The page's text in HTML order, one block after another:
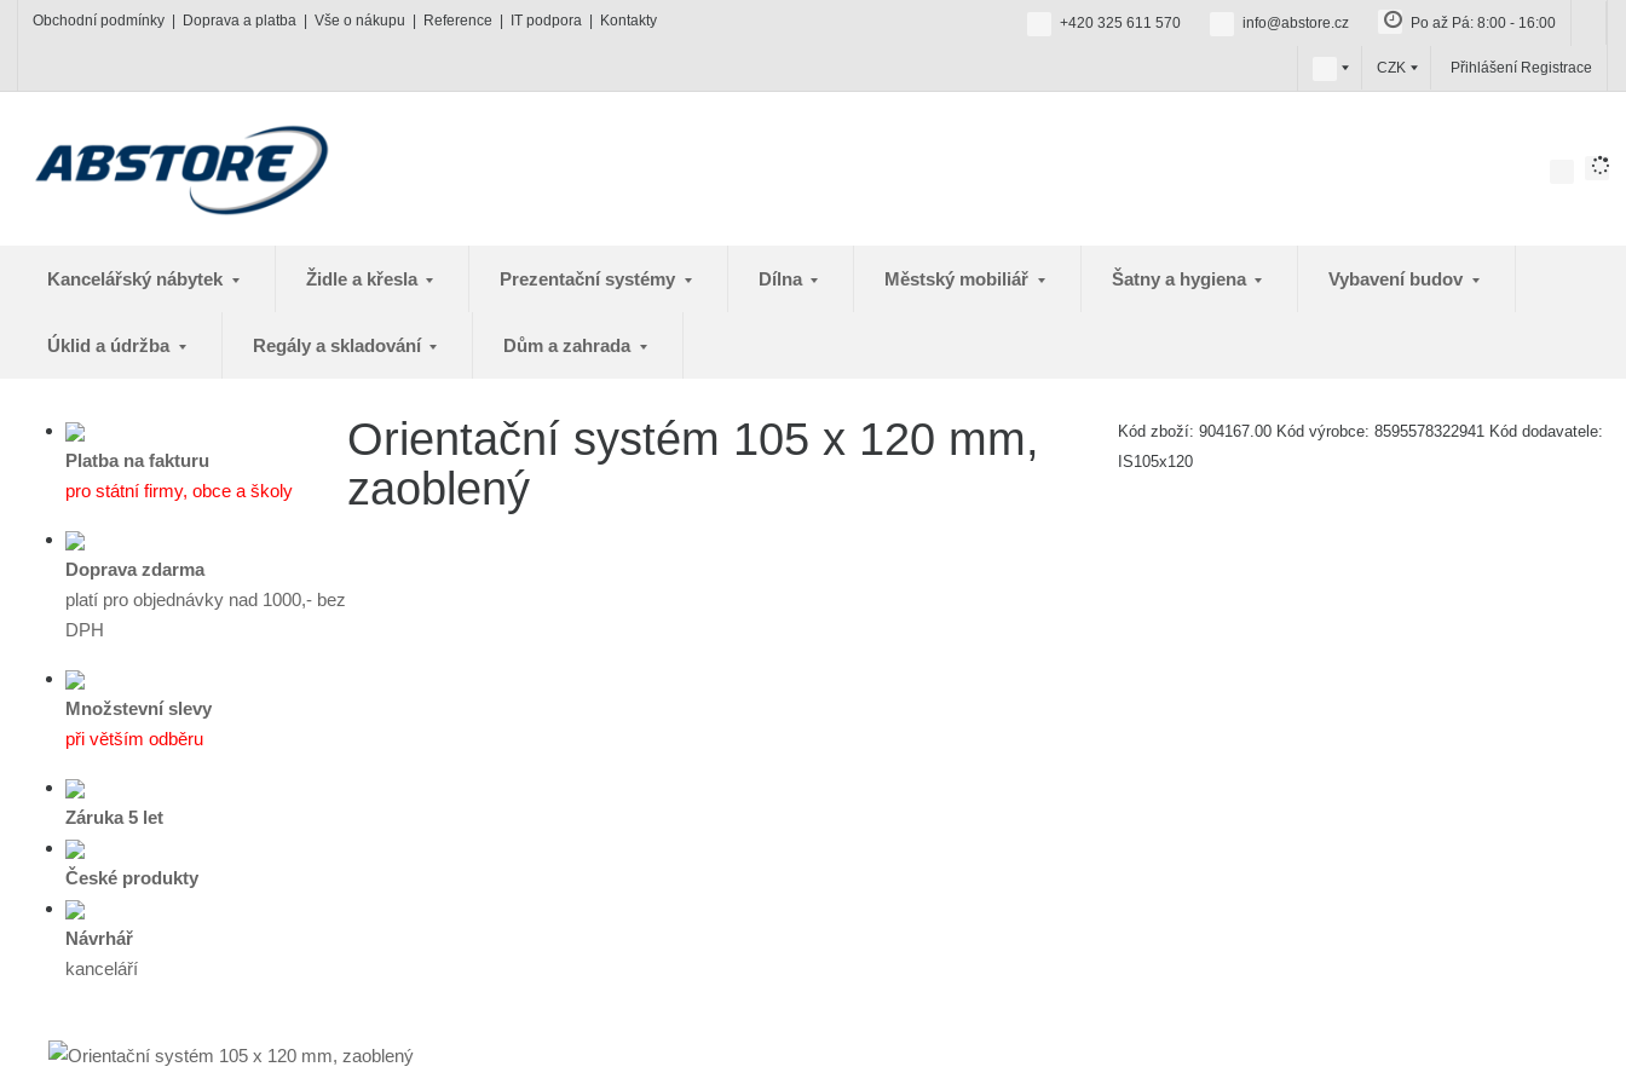
Obchodní podmínky Doprava a platba Vše o nákupu Reference IT podpora Kontakty +420 325 611 570 info@abstore.cz Po až Pá: 8:00 - 16:00
c
z
CZK Přihlášení Registrace
Kancelářský nábytek Židle a křesla Prezentační systémy Dílna Městský mobiliář Šatny a hygiena Vybavení budov
Úklid a údržba Regály a skladování Dům a zahrada
Platba na fakturu
pro státní firmy, obce a školy
Doprava zdarma
platí pro objednávky nad 1000,- bez
DPH
Množstevní slevy
při větším odběru
Záruka 5 let
České produkty
Návrhář
kanceláří
Orientační systém 105 x 120 mm,
zaoblený
Kód zboží:904167.00 Kód výrobce:8595578322941 Kód dodavatele:
IS105x120